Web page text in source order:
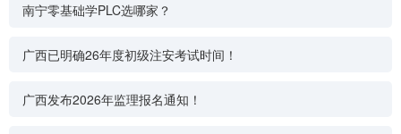
南宁零基础学PLC选哪家？
广西已明确26年度初级注安考试时间！
广西发布2026年监理报名通知！